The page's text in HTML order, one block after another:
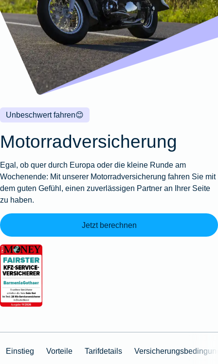
Wohnungsschutzbrief
Zur
Produktübersicht
Gewässerschadenhaftpflicht
Zur
Produktübersicht
Zur
Produktübersicht
Reisehaftpflichtversicherung
Reiserücktrittsversicherung
Zur
Produktübersicht
Zur
Produktübersicht
Zur
Produktübersicht
Zur
Produktübersicht
Montageversicherung
Zur
Produktübersicht
Gruppenunfall für
Betriebe
Gruppenunfall für
Vereine
Produktübersicht
Kunstversicherung
Ausstellungsversicherung
Valorenversicherung
Oldtimersammlungsversicherung
Zur
😊
Unbeschwert fahren
Motorradversicherung
Egal, ob quer durch Europa oder die kleine Runde am
Wochenende: Mit unserer Motorradversicherung fahren Sie mit
dem guten Gefühl, einen zuverlässigen Partner an Ihrer Seite
zu haben.
Jetzt berechnen
Einstieg Vorteile Tarifdetails